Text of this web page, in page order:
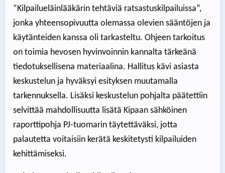
”Kilpailueläinlääkärin tehtäviä ratsastuskilpailuissa”,
jonka yhteensopivuutta olemassa olevien sääntöjen ja
käytänteiden kanssa oli tarkasteltu. Ohjeen tarkoitus
on toimia hevosen hyvinvoinnin kannalta tärkeänä
tiedotuksellisena materiaalina. Hallitus kävi asiasta
keskustelun ja hyväksyi esityksen muutamalla
tarkennuksella. Lisäksi keskustelun pohjalta päätettiin
selvittää mahdollisuutta lisätä Kipaan sähköinen
raporttipohja PJ-tuomarin täytettäväksi, jotta
palautetta voitaisiin kerätä keskitetysti kilpailuiden
kehittämiseksi.